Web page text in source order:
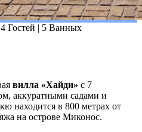
Гостей | 5 Ванных
вилла «Хайди» с 7
аккуратными садами и
находится в 800 метрах от
на острове Миконос.